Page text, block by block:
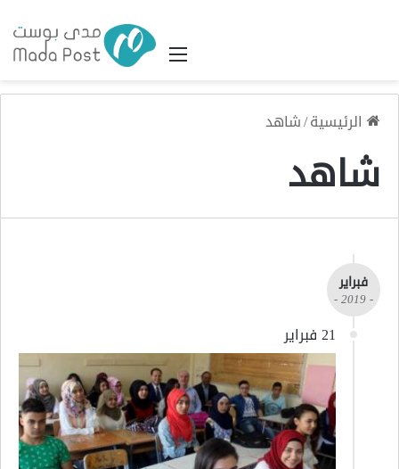
القائمة
الرئيسية/شاهد
شاهد
فبراير
- 2019 -
21 فبراير